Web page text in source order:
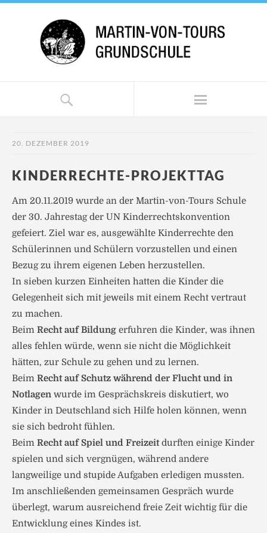
20. DEZEMBER 2019
KINDERRECHTE-PROJEKTTAG
Am 20.11.2019 wurde an der Martin-von-Tours Schule
der 30. Jahrestag der UN Kinderrechtskonvention
gefeiert. Ziel war es, ausgewählte Kinderrechte den
Schülerinnen und Schülern vorzustellen und einen
Bezug zu ihrem eigenen Leben herzustellen.
In sieben kurzen Einheiten hatten die Kinder die
Gelegenheit sich mit jeweils mit einem Recht vertraut
zu machen.
Beim Recht auf Bildung erfuhren die Kinder, was ihnen
alles fehlen würde, wenn sie nicht die Möglichkeit
hätten, zur Schule zu gehen und zu lernen.
Beim Recht auf Schutz während der Flucht und in
Notlagen wurde im Gesprächskreis diskutiert, wo
Kinder in Deutschland sich Hilfe holen können, wenn
sie sich bedroht fühlen.
Beim Recht auf Spiel und Freizeitdurften einige Kinder
spielen und sich vergnügen, während andere
langweilige und stupide Aufgaben erledigen mussten.
Im anschließenden gemeinsamen Gespräch wurde
überlegt, warum ausreichend freie Zeit wichtig für die
Entwicklung eines Kindes ist.